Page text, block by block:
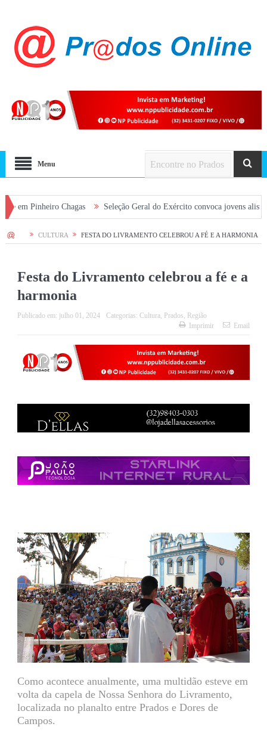
Menu
Chagas Seleção Geral do Exército convoca jovens alistados em 2026
HOME CULTURA FESTA DO LIVRAMENTO CELEBROU A FÉ E A HARMONIA
Festa do Livramento celebrou a fé e a
harmonia
Publicado em: julho 01, 2024 Categorias: Cultura, Prados, Região
Imprimir
Email
Como acontece anualmente, uma multidão esteve em
volta da capela de Nossa Senhora do Livramento,
localizada no planalto entre Prados e Dores de
Campos.